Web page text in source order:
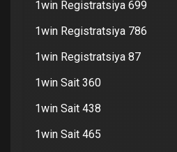
1win Registratsiya 699
1win Registratsiya 786
1win Registratsiya 87
1win Sait 360
1win Sait 438
1win Sait 465